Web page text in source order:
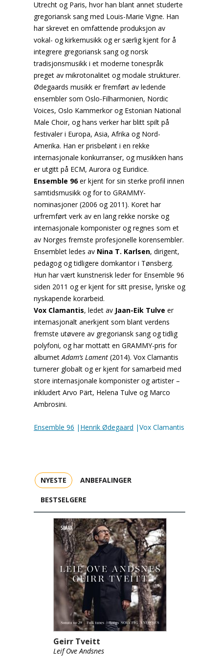
Utrecht og Paris, hvor han blant annet studerte
gregoriansk sang med Louis-Marie Vigne. Han
har skrevet en omfattende produksjon av
vokal- og kirkemusikk og er særlig kjent for å
integrere gregoriansk sang og norsk
tradisjonsmusikk i et moderne tonespråk
preget av mikrotonalitet og modale strukturer.
Ødegaards musikk er fremført av ledende
ensembler som Oslo-Filharmonien, Nordic
Voices, Oslo Kammerkor og Estonian National
Male Choir, og hans verker har blitt spilt på
festivaler i Europa, Asia, Afrika og Nord-
Amerika. Han er prisbelønt i en rekke
internasjonale konkurranser, og musikken hans
er utgitt på ECM, Aurora og Euridice.
Ensemble 96er kjent for sin sterke profil innen
samtidsmusikk og for to GRAMMY-
nominasjoner (2006 og 2011). Koret har
urfremført verk av en lang rekke norske og
internasjonale komponister og regnes som et
av Norges fremste profesjonelle korensembler.
Ensemblet ledes av Nina T. Karlsen, dirigent,
pedagog og tidligere domkantor i Tønsberg.
Hun har vært kunstnerisk leder for Ensemble 96
siden 2011 og er kjent for sitt presise, lyriske og
nyskapende korarbeid.
Vox Clamantis, ledet av Jaan-Eik Tulve er
internasjonalt anerkjent som blant verdens
fremste utøvere av gregoriansk sang og tidlig
polyfoni, og har mottatt en GRAMMY-pris for
albumetAdam’s Lament (2014). Vox Clamantis
turnerer globalt og er kjent for samarbeid med
store internasjonale komponister og artister –
inkludert Arvo Pärt, Helena Tulve og Marco
Ambrosini.
Ensemble 96 | Henrik Ødegaard |Vox Clamantis
NYESTE ANBEFALINGER
BESTSELGERE
Geirr Tveitt
Leif Ove Andsnes